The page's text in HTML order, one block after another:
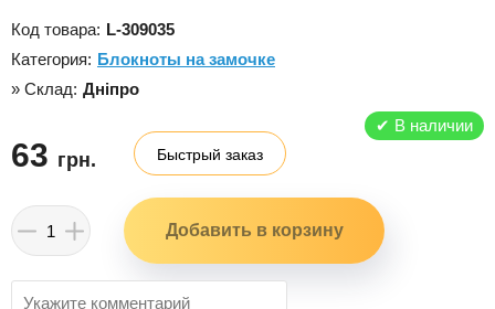
Код товара: L-309035
Категория: Блокноты на замочке
» Склад: Дніпро
✔ В наличии
63 грн. Быстрый заказ